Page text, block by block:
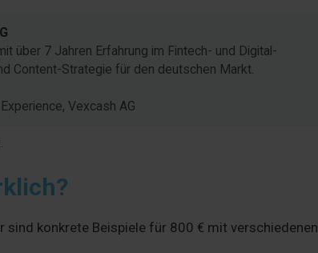
über 7 Jahren Erfahrung im Fintech- und Digital-
Content-Strategie für den deutschen Markt.
Vexcash AG
sind konkrete Beispiele für 800 € mit verschiedenen